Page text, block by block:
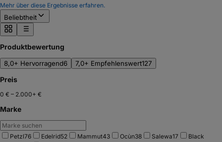
Mehr über diese Ergebnisse erfahren.
Beliebtheit
Produktbewertung
8,0+ Hervorragend6 7,0+ Empfehlenswert127
Preis
0 € – 2.000+ €
Marke
Petzl76 Edelrid52 Mammut43 Ocùn38 Salewa17
Black